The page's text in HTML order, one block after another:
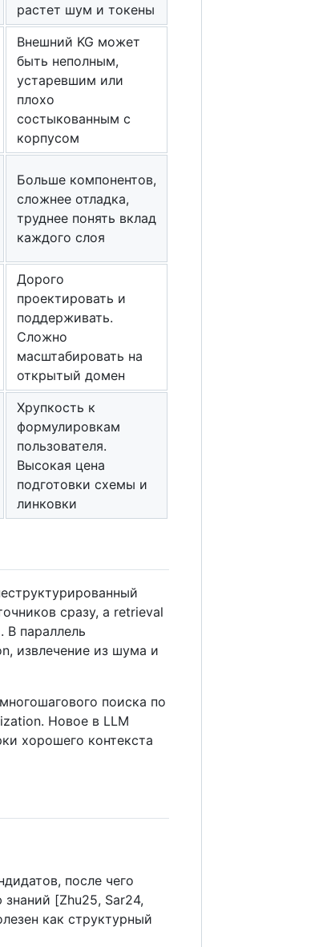
растет шум и токены
Внешний KG может
быть неполным,
устаревшим или
плохо
состыкованным с
корпусом
Больше компонентов,
сложнее отладка,
труднее понять вклад
каждого слоя
Дорого
проектировать и
поддерживать.
Сложно
масштабировать на
открытый домен
Хрупкость к
формулировкам
пользователя.
Высокая цена
подготовки схемы и
линковки
сразу, а retrieval
В параллель
извлечение из шума и
поиска по
Новое в LLM
хорошего контекста
после чего
[Zhu25, Sar24,
как структурный